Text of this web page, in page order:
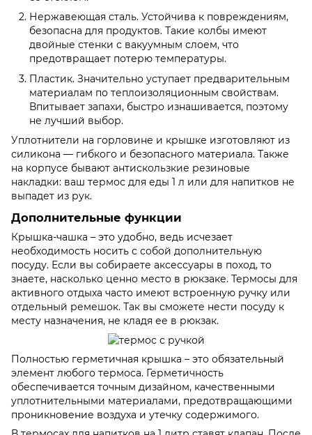
Нержавеющая сталь. Устойчива к повреждениям,
безопасна для продуктов. Такие колбы имеют
двойные стенки с вакуумным слоем, что
предотвращает потерю температуры.
Пластик. Значительно уступает предварительным
материалам по теплоизоляционным свойствам.
Впитывает запахи, быстро изнашивается, поэтому
не лучший выбор.
Уплотнители на горловине и крышке изготовляют из
силикона — гибкого и безопасного материала. Также
на корпусе бывают антискользкие резиновые
накладки: ваш термос для еды 1 л или для напитков не
выпадет из рук.
Дополнительные функции
Крышка-чашка – это удобно, ведь исчезает
необходимость носить с собой дополнительную
посуду. Если вы собираете аксессуары в поход, то
знаете, насколько ценно место в рюкзаке. Термосы для
активного отдыха часто имеют встроенную ручку или
отдельный ремешок. Так вы сможете нести посуду к
месту назначения, не кладя ее в рюкзак.
Полностью герметичная крышка – это обязательный
элемент любого термоса. Герметичность
обеспечивается точным дизайном, качественными
уплотнительными материалами, предотвращающими
проникновение воздуха и утечку содержимого.